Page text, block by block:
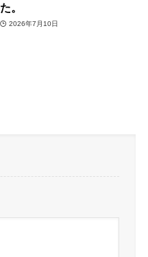
た。
2026年7月10日